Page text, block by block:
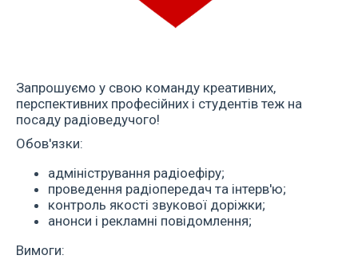
Запрошуємо у свою команду креативних,
перспективних професійних і студентів теж на
посаду радіоведучого!
Обов'язки:
адміністрування радіоефіру;
проведення радіопередач та інтерв'ю;
контроль якості звукової доріжки;
анонси і рекламні повідомлення;
Вимоги: